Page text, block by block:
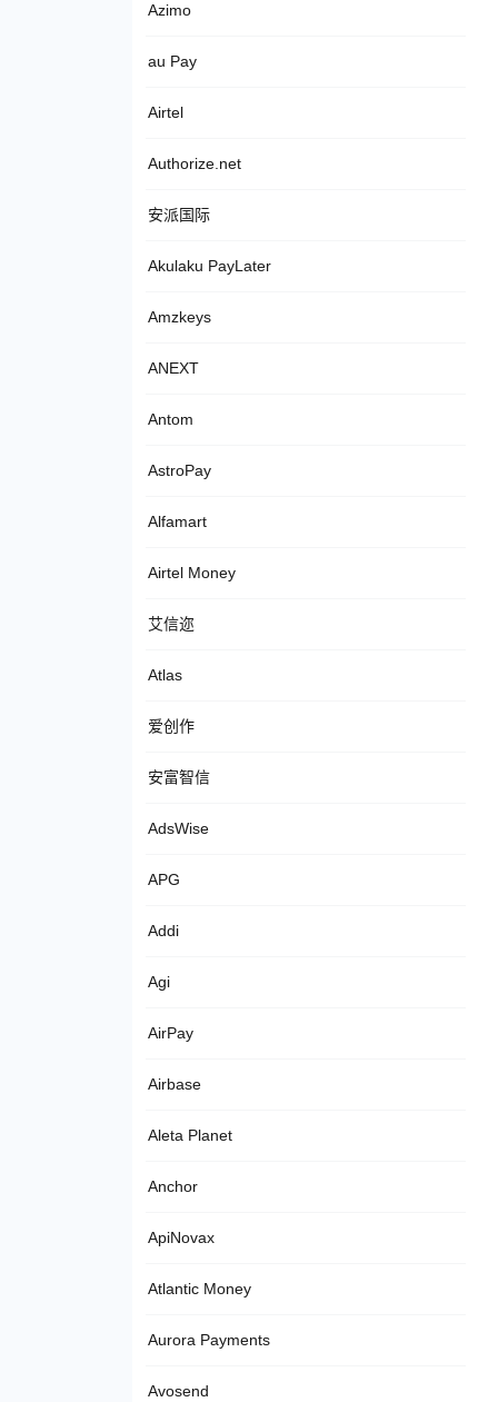
Azimo
au Pay
Airtel
Authorize.net
安派国际
Akulaku PayLater
Amzkeys
ANEXT
Antom
AstroPay
Alfamart
Airtel Money
艾信迩
Atlas
爱创作
安富智信
AdsWise
APG
Addi
Agi
AirPay
Airbase
Aleta Planet
Anchor
ApiNovax
Atlantic Money
Aurora Payments
Avosend